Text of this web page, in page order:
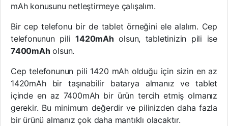
mAh konusunu netleştirmeye çalışalım.
Bir cep telefonu bir de tablet örneğini ele alalım. Cep
telefonunun pili1420mAh olsun, tabletinizin pili ise
7400mAh olsun.
Cep telefonunun pili 1420 mAh olduğu için sizin en az
1420mAh bir taşınabilir batarya almanız ve tablet
içinde en az 7400mAh bir ürün tercih etmiş olmanız
gerekir. Bu minimum değerdir ve pilinizden daha fazla
bir ürünü almanız çok daha mantıklı olacaktır.